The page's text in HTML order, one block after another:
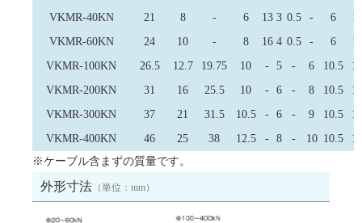
VKMR-40KN
21 8 - 6 13 3 0.5 - 6
VKMR-60KN
24 10 - 8 16 4 0.5 - 6
VKMR-100KN
26.5 12.7 19.75 10 - 5 - 6 10.5
VKMR-200KN
31 16 25.5 10 - 6 - 8 10.5
VKMR-300KN
37 21 31.5 10.5 - 6 - 9 10.5
VKMR-400KN
46 25 38 12.5 - 8 - 10 10.5
※ケーブル含まずの質量です。
外形寸法 （単位：mm）